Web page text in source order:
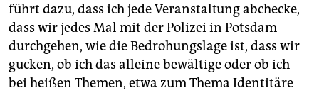
führt dazu, dass ich jede Veranstaltung abchecke,
dass wir jedes Mal mit der Polizei in Potsdam
durchgehen, wie die Bedrohungslage ist, dass wir
gucken, ob ich das alleine bewältige oder ob ich
bei heißen Themen, etwa zum Thema Identitäre